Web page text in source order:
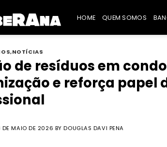
HOME QUEM SOMOS
,NOTÍCIAS
de resíduos em
e reforça papel
DE MAIO DE 2026 BYDOUGLAS DAVI PENA